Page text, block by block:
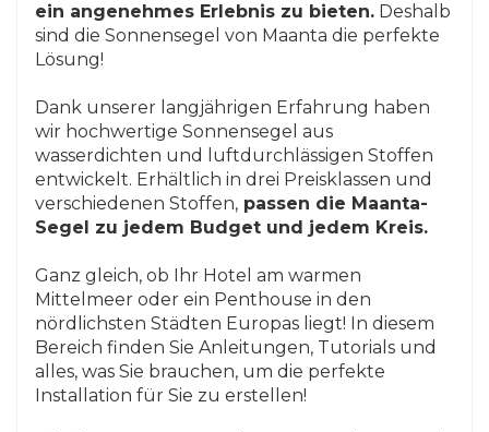
ein angenehmes Erlebnis zu bieten. Deshalb
sind die Sonnensegel von Maanta die perfekte
Lösung!
Dank unserer langjährigen Erfahrung haben
wir hochwertige Sonnensegel aus
wasserdichten und luftdurchlässigen Stoffen
entwickelt. Erhältlich in drei Preisklassen und
verschiedenen Stoffen, passen die Maanta-
Segel zu jedem Budget und jedem Kreis.
Ganz gleich, ob Ihr Hotel am warmen
Mittelmeer oder ein Penthouse in den
nördlichsten Städten Europas liegt! In diesem
Bereich finden Sie Anleitungen, Tutorials und
alles, was Sie brauchen, um die perfekte
Installation für Sie zu erstellen!